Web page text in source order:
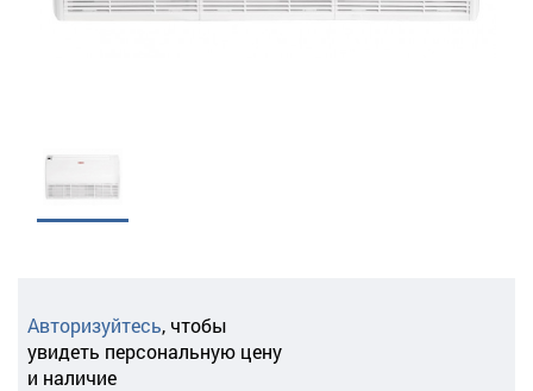
Авторизуйтесь, чтобы
увидеть персональную цену
и наличие